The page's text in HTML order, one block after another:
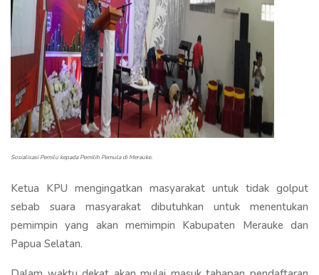
Sosialisasi Pemilu kepada Pemilih Pemula di Merauke.
Ketua KPU mengingatkan masyarakat untuk tidak golput
sebab suara masyarakat dibutuhkan untuk menentukan
pemimpin yang akan memimpin Kabupaten Merauke dan
Papua Selatan.